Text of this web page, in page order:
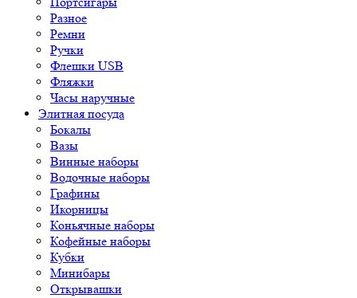
Разное
Ремни
Ручки
Флешки USB
Фляжки
Часы наручные
Элитная посуда
Бокалы
Вазы
Винные наборы
Водочные наборы
Графины
Икорницы
Коньячные наборы
Кофейные наборы
Кубки
Минибары
Открывашки